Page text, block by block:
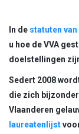
In de statuten
u hoe de VVA
doelstellingen
Sedert 2008
die zich
Vlaanderen
laureatenlijst